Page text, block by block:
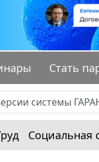
Стать
Социальная